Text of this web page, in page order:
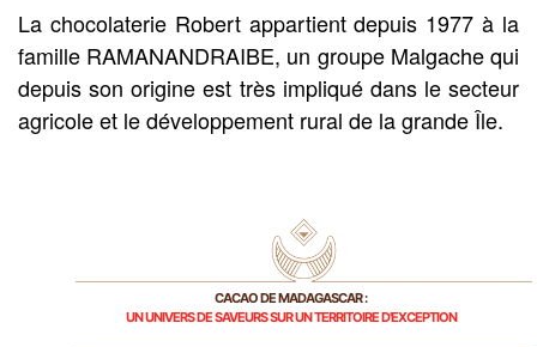
La chocolaterie Robert appartient depuis 1977 à la
famille RAMANANDRAIBE, un groupe Malgache qui
depuis son origine est très impliqué dans le secteur
agricole et le développement rural de la grande Île.
CACAO DE MADAGASCAR :
UN UNIVERS DE SAVEURS SUR UN TERRITOIRE D'EXCEPTION